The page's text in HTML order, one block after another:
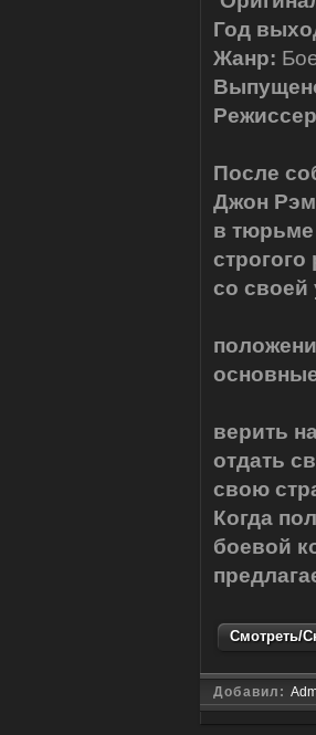
Год
Жанр:
После
Джон
в тюрьме
со своей
верить
отдать
свою
Когда
боевой
Смотреть/
Добавил: